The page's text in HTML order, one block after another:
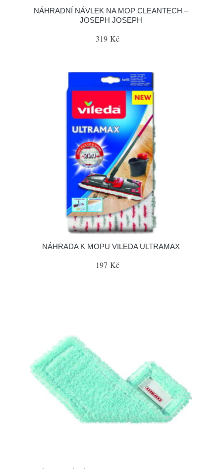
NÁHRADNÍ NÁVLEK NA MOP CLEANTECH –
JOSEPH JOSEPH
319 Kč
NÁHRADA K MOPU VILEDA ULTRAMAX
197 Kč